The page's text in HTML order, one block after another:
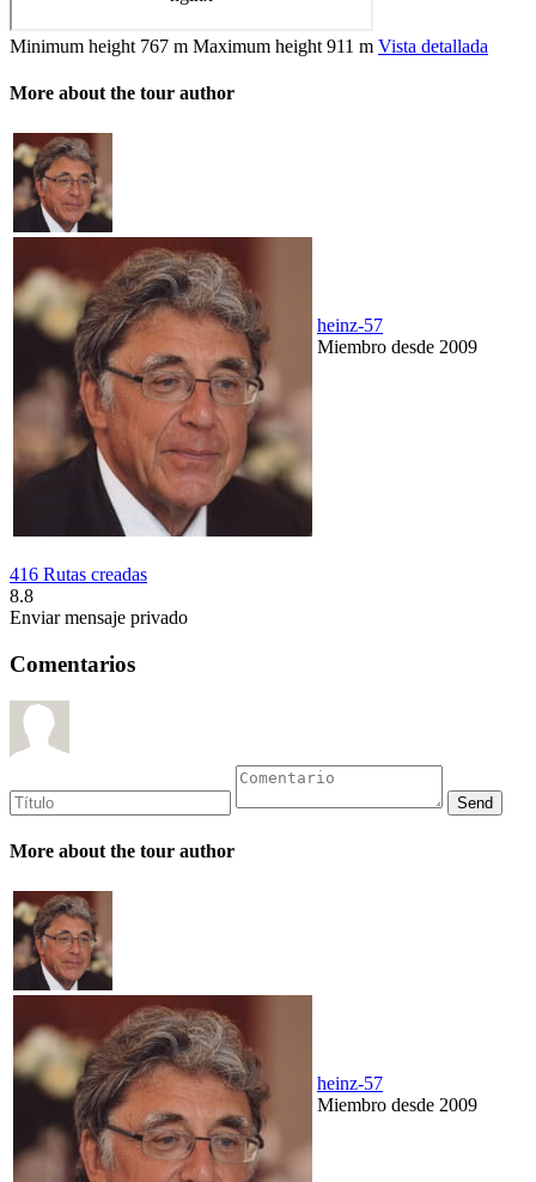
Minimum height 767 m Maximum height 911 m Vista detallada
More about the tour author
heinz-57
Miembro desde 2009
416 Rutas creadas
8.8
Enviar mensaje privado
Comentarios
More about the tour author
heinz-57
Miembro desde 2009